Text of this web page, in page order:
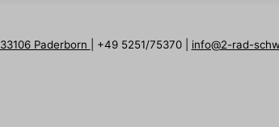
33106 Paderborn | +49 5251/75370 | info@2-rad-